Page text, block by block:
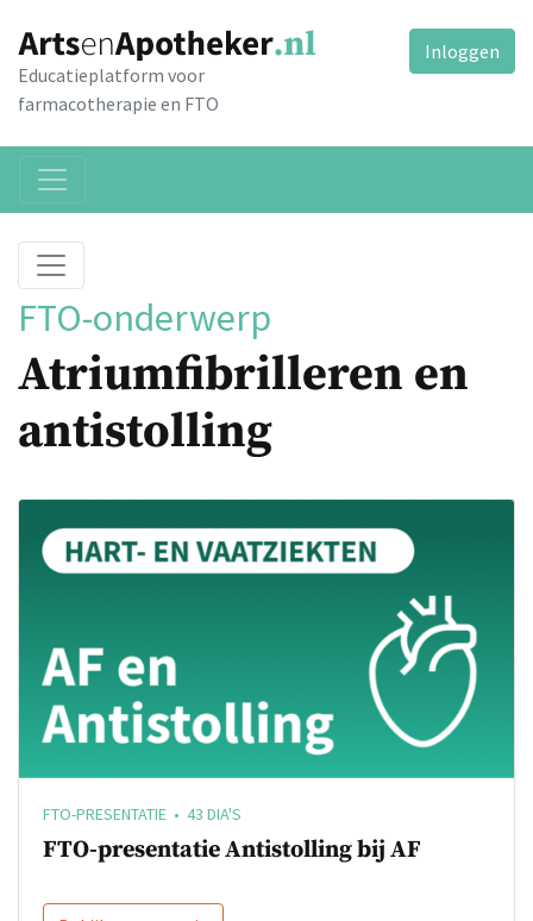
Educatieplatform voor
farmacotherapie en FTO
Inloggen
FTO-onderwerp
Atriumfibrilleren en
antistolling
FTO-PRESENTATIE • 43 DIA'S
FTO-presentatie Antistolling bij AF